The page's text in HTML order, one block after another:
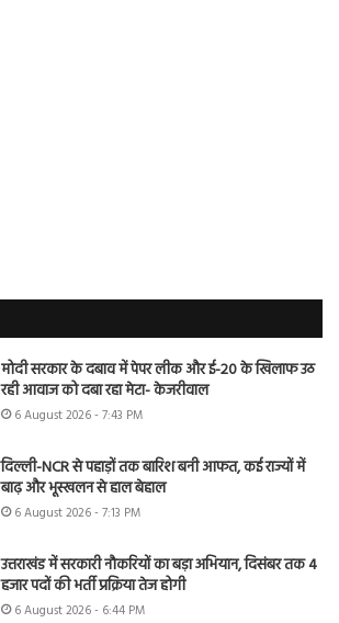
मोदी सरकार के दबाव में पेपर लीक और ई-20 के खिलाफ उठ
रही आवाज को दबा रहा मेटा- केजरीवाल
6 August 2026 - 7:43 PM
दिल्ली-NCR से पहाड़ों तक बारिश बनी आफत, कई राज्यों में
बाढ़ और भूस्खलन से हाल बेहाल
6 August 2026 - 7:13 PM
उत्तराखंड में सरकारी नौकरियों का बड़ा अभियान, दिसंबर तक 4
हजार पदों की भर्ती प्रक्रिया तेज होगी
6 August 2026 - 6:44 PM